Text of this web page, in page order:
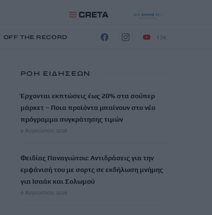
OFF THE RECORD 13K
ΡΟΗ ΕΙΔΗΣΕΩΝ
Έρχονται εκπτώσεις έως 20% στα σούπερ
μάρκετ – Ποια προϊόντα μπαίνουν στο νέο
πρόγραμμα συγκράτησης τιμών
9 Αυγούστου, 2026
Φειδίας Παναγιώτου: Αντιδράσεις για την
εμφάνισή του με σορτς σε εκδήλωση μνήμης
για Ισαάκ και Σολωμού
9 Αυγούστου, 2026